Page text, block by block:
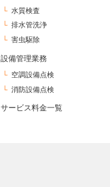
水質検査
排水管洗浄
害虫駆除
設備管理業務
空調設備点検
消防設備点検
サービス料金一覧